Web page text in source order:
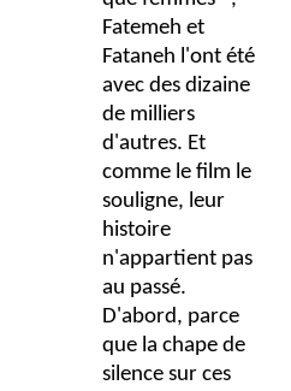
Fatemeh et
Fataneh l'ont été
avec des dizaine
de milliers
d'autres. Et
comme le film le
souligne, leur
histoire
n'appartient pas
au passé.
D'abord, parce
que la chape de
silence sur ces